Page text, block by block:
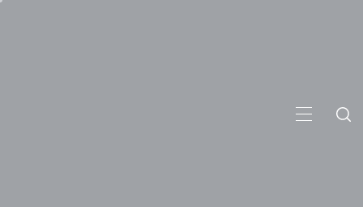
PRIMARY